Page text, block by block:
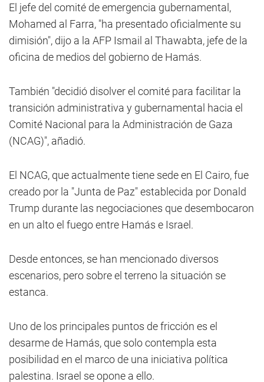
El jefe del comité de emergencia gubernamental,
Mohamed al Farra, "ha presentado oficialmente su
dimisión", dijo a la AFP Ismail al Thawabta, jefe de la
oficina de medios del gobierno de Hamás.
También "decidió disolver el comité para facilitar la
transición administrativa y gubernamental hacia el
Comité Nacional para la Administración de Gaza
(NCAG)", añadió.
El NCAG, que actualmente tiene sede en El Cairo, fue
creado por la "Junta de Paz" establecida por Donald
Trump durante las negociaciones que desembocaron
en un alto el fuego entre Hamás e Israel.
Desde entonces, se han mencionado diversos
escenarios, pero sobre el terreno la situación se
estanca.
Uno de los principales puntos de fricción es el
desarme de Hamás, que solo contempla esta
posibilidad en el marco de una iniciativa política
palestina. Israel se opone a ello.